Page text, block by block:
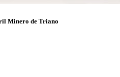
Minero de Triano